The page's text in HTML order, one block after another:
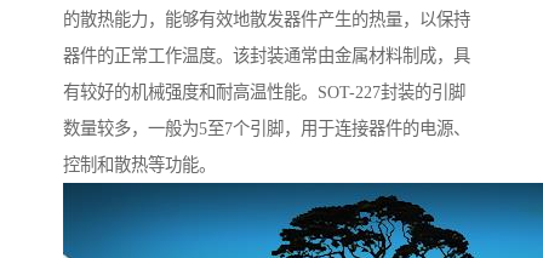
的散热能力，能够有效地散发器件产生的热量，以保持
器件的正常工作温度。该封装通常由金属材料制成，具
有较好的机械强度和耐高温性能。SOT-227封装的引脚
数量较多，一般为5至7个引脚，用于连接器件的电源、
控制和散热等功能。